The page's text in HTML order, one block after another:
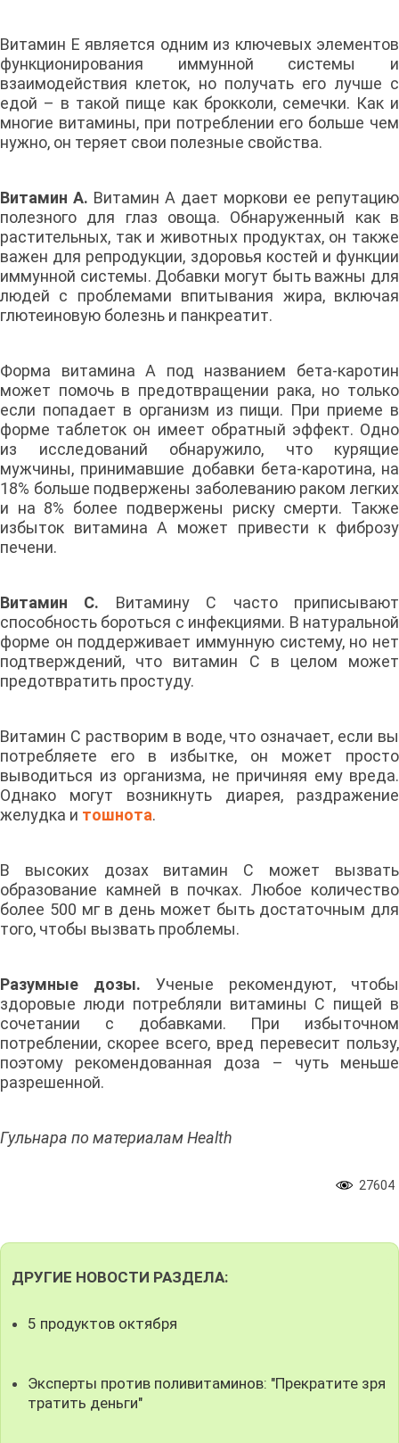
Витамин Е является одним из ключевых элементов
функционирования иммунной системы и
взаимодействия клеток, но получать его лучше с
едой – в такой пище как брокколи, семечки. Как и
многие витамины, при потреблении его больше чем
нужно, он теряет свои полезные свойства.
Витамин A. Витамин A дает моркови ее репутацию
полезного для глаз овоща. Обнаруженный как в
растительных, так и животных продуктах, он также
важен для репродукции, здоровья костей и функции
иммунной системы. Добавки могут быть важны для
людей с проблемами впитывания жира, включая
глютеиновую болезнь и панкреатит.
Форма витамина А под названием бета-каротин
может помочь в предотвращении рака, но только
если попадает в организм из пищи. При приеме в
форме таблеток он имеет обратный эффект. Одно
из исследований обнаружило, что курящие
мужчины, принимавшие добавки бета-каротина, на
18% больше подвержены заболеванию раком легких
и на 8% более подвержены риску смерти. Также
избыток витамина А может привести к фиброзу
печени.
Витамин C. Витамину С часто приписывают
способность бороться с инфекциями. В натуральной
форме он поддерживает иммунную систему, но нет
подтверждений, что витамин С в целом может
предотвратить простуду.
Витамин C растворим в воде, что означает, если вы
потребляете его в избытке, он может просто
выводиться из организма, не причиняя ему вреда.
Однако могут возникнуть диарея, раздражение
желудка и тошнота.
В высоких дозах витамин С может вызвать
образование камней в почках. Любое количество
более 500 мг в день может быть достаточным для
того, чтобы вызвать проблемы.
Разумные дозы. Ученые рекомендуют, чтобы
здоровые люди потребляли витамины С пищей в
сочетании с добавками. При избыточном
потреблении, скорее всего, вред перевесит пользу,
поэтому рекомендованная доза – чуть меньше
разрешенной.
Гульнара по материалам Health
27604
ДРУГИЕ НОВОСТИ РАЗДЕЛА:
5 продуктов октября
Эксперты против поливитаминов: "Прекратите зря
тратить деньги"